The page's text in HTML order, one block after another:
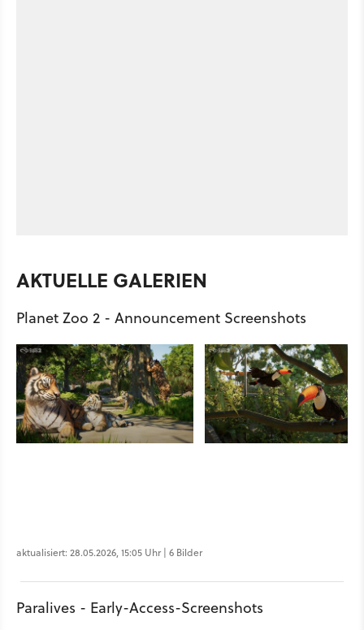
AKTUELLE GALERIEN
Planet Zoo 2 - Announcement Screenshots
aktualisiert: 28.05.2026, 15:05 Uhr | 6 Bilder
Paralives - Early-Access-Screenshots